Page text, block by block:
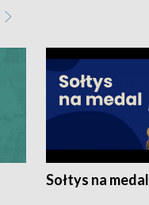
Sołtys na medal